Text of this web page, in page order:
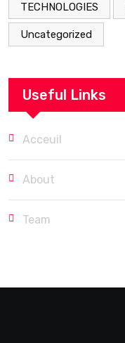
TECHNOLOGIES
Uncategorized
Useful Links
Acceuil
About
Team